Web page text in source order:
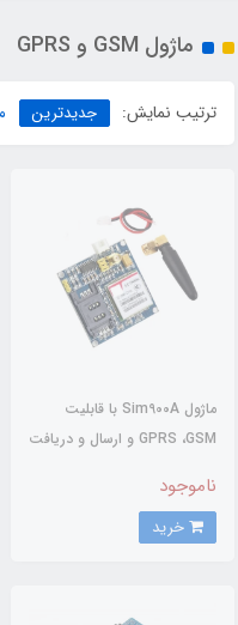
ماژول GSM و GPRS
ترتیب نمایش: جدیدترین
ماژول Sim900A با قابلیت
GPRS ،GSM و ارسال و دریافت
ناموجود